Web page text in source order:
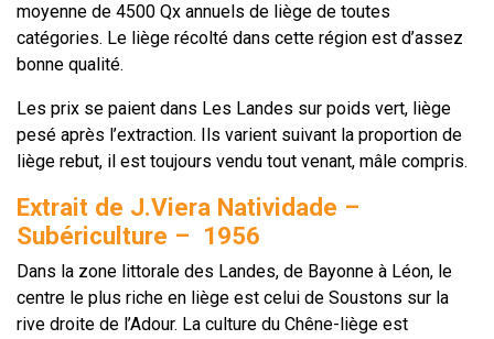
moyenne de 4500 Qx annuels de liège de toutes
catégories. Le liège récolté dans cette région est d’assez
bonne qualité.
Les prix se paient dans Les Landes sur poids vert, liège
pesé après l’extraction. Ils varient suivant la proportion de
liège rebut, il est toujours vendu tout venant, mâle compris.
Extrait de J.Viera Natividade –
Subériculture – 1956
Dans la zone littorale des Landes, de Bayonne à Léon, le
centre le plus riche en liège est celui de Soustons sur la
rive droite de l’Adour. La culture du Chêne-liège est